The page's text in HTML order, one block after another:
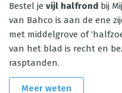
Bestel je vijl halfrond bij
van Bahco is aan de ene
met middelgrove of
van het blad is recht en
rasptanden.
Meer weten